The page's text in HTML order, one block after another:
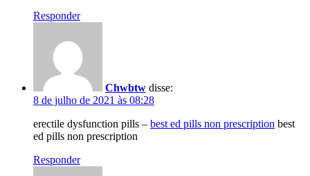
Responder
Chwbtw disse:
8 de julho de 2021 às 08:28
erectile dysfunction pills – best ed pills non prescription best
ed pills non prescription
Responder